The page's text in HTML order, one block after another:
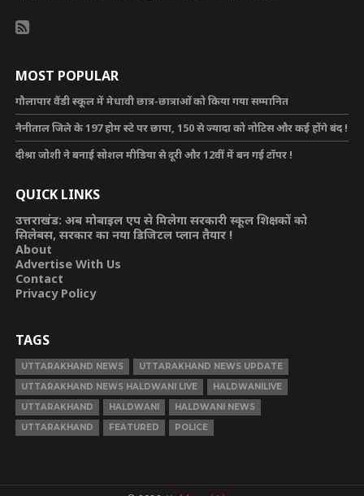
MOST POPULAR
गौलापार वैंडी स्कूल में मेधावी छात्र-छात्राओं को किया गया सम्मानित
नैनीताल जिले के 197 होम स्टे पर छापा, 150 से ज्यादा को नोटिस और कई होंगे बंद !
दीश्रा जोशी ने बनाई सोशल मीडिया से दूरी और 12वीं में बन गई टॉपर !
QUICK LINKS
उत्तराखंड: अब मोबाइल एप से मिलेगा सरकारी स्कूल शिक्षकों को
सिलेबस, सरकार का नया डिजिटल प्लान तैयार !
About
Advertise With Us
Contact
Privacy Policy
TAGS
UTTARAKHAND NEWS
UTTARAKHAND NEWS UPDATE
UTTARAKHAND NEWS HALDWANI LIVE
HALDWANILIVE
UTTARAKHAND
HALDWANI
HALDWANI NEWS
UTTARAKHAND
FEATURED POLICE